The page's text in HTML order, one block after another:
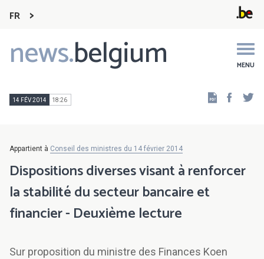
FR
news.belgium MENU
Main
navigation
14 FÉV 2014 18:26
Appartient à Conseil des ministres du 14 février 2014
Dispositions diverses visant à renforcer
la stabilité du secteur bancaire et
financier - Deuxième lecture
Sur proposition du ministre des Finances Koen